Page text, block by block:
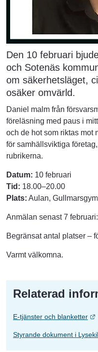
Den 10 februari
och Sotenäs
om säkerhetsläget,
osäker omvärld.
Daniel malm från
föreläsning med paus i
och de hot som riktas mot
för samhällsviktiga
rubrikerna.
Datum: 10 februari
Tid: 18.00–20.00
Plats: Aulan,
Anmälan senast 7 februari:
Begränsat antal platser –
Varmt välkomna.
Relaterad
E-tjänster och blanketter
Styrande dokument i